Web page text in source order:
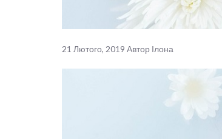
21 Лютого, 2019 Автор Ілона